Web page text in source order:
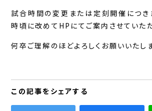
試合時間の変更または定刻開催につき
時頃に改めてHPにてご案内させていただ
何卒ご理解のほどよろしくお願いいたしま
この記事をシェアする